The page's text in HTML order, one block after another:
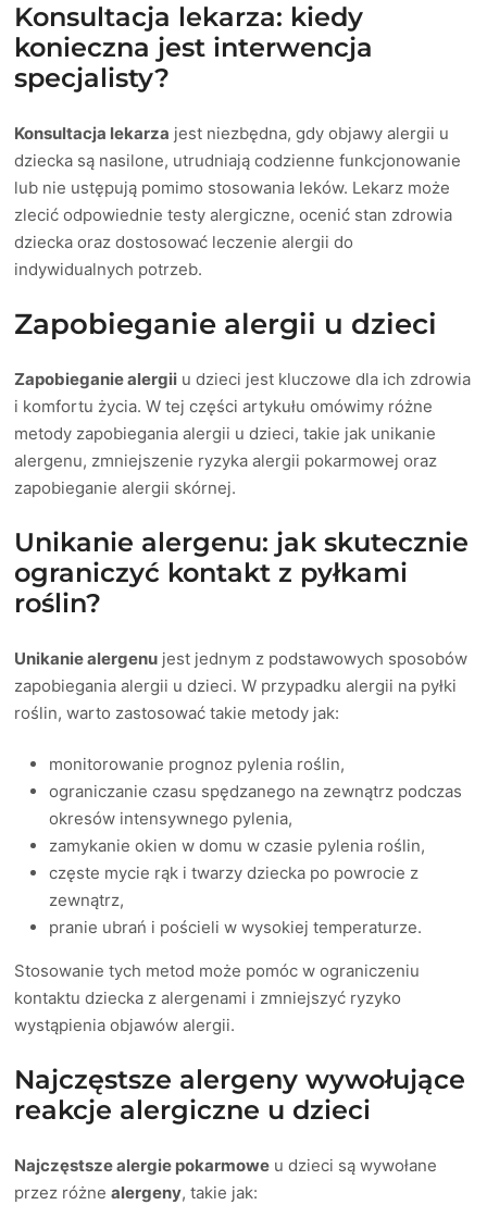
Konsultacja lekarza: kiedy
konieczna jest interwencja
specjalisty?
Konsultacja lekarza jest niezbędna, gdy objawy alergii u
dziecka są nasilone, utrudniają codzienne funkcjonowanie
lub nie ustępują pomimo stosowania leków. Lekarz może
zlecić odpowiednie testy alergiczne, ocenić stan zdrowia
dziecka oraz dostosować leczenie alergii do
indywidualnych potrzeb.
Zapobieganie alergii u dzieci
Zapobieganie alergii u dzieci jest kluczowe dla ich zdrowia
i komfortu życia. W tej części artykułu omówimy różne
metody zapobiegania alergii u dzieci, takie jak unikanie
alergenu, zmniejszenie ryzyka alergii pokarmowej oraz
zapobieganie alergii skórnej.
Unikanie alergenu: jak skutecznie
ograniczyć kontakt z pyłkami
roślin?
Unikanie alergenu jest jednym z podstawowych sposobów
zapobiegania alergii u dzieci. W przypadku alergii na pyłki
roślin, warto zastosować takie metody jak:
monitorowanie prognoz pylenia roślin,
ograniczanie czasu spędzanego na zewnątrz podczas
okresów intensywnego pylenia,
zamykanie okien w domu w czasie pylenia roślin,
częste mycie rąk i twarzy dziecka po powrocie z
zewnątrz,
pranie ubrań i pościeli w wysokiej temperaturze.
Stosowanie tych metod może pomóc w ograniczeniu
kontaktu dziecka z alergenami i zmniejszyć ryzyko
wystąpienia objawów alergii.
Najczęstsze alergeny wywołujące
reakcje alergiczne u dzieci
Najczęstsze alergie pokarmowe u dzieci są wywołane
przez różnealergeny, takie jak: